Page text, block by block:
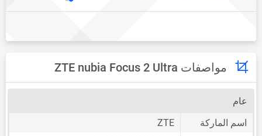
مواصفات ZTE nubia Focus 2 Ultra
عام
اسم الماركة
ZTE